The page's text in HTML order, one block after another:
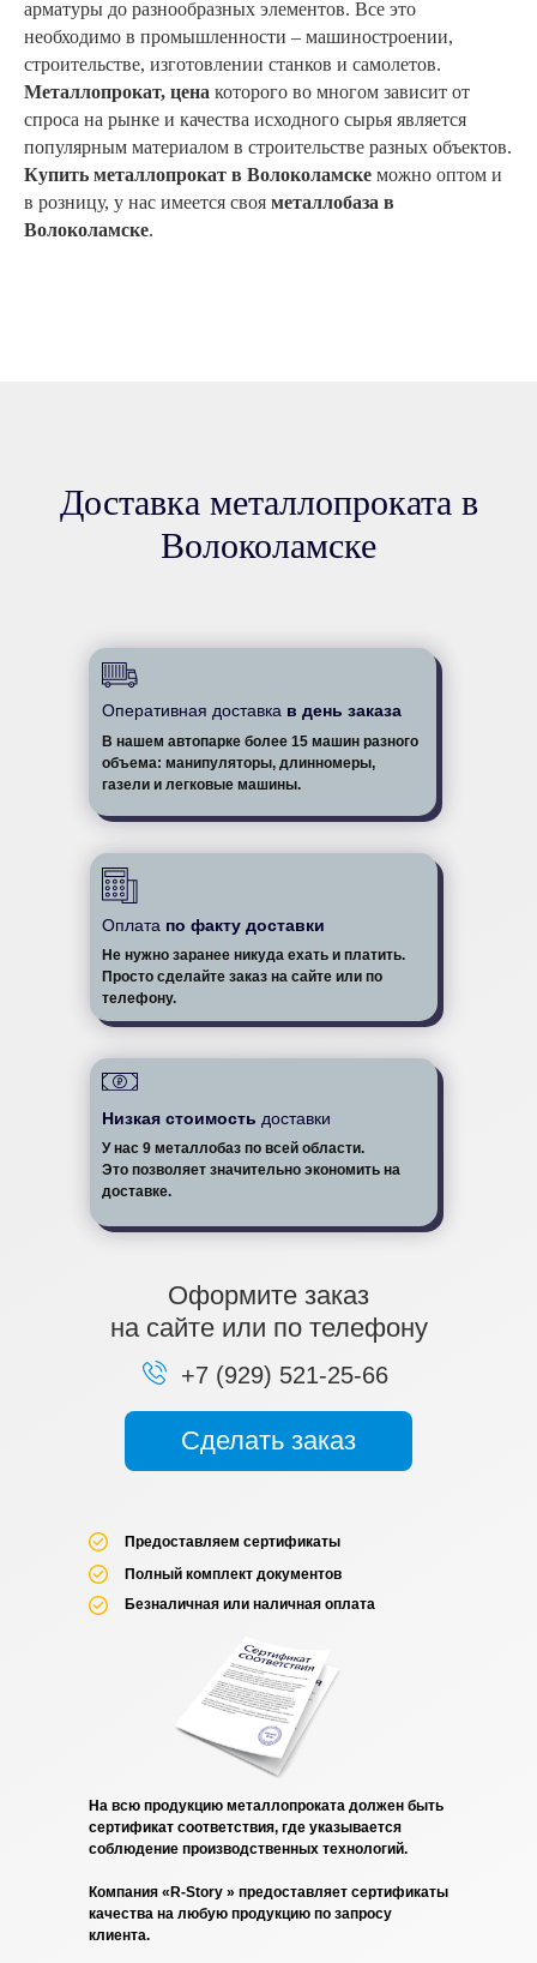
арматуры до разнообразных элементов. Все это
необходимо в промышленности – машиностроении,
строительстве, изготовлении станков и самолетов.
Металлопрокат, цена которого во многом зависит от
спроса на рынке и качества исходного сырья является
популярным материалом в строительстве разных объектов.
Купить металлопрокат в Волоколамске можно оптом и
в розницу, у нас имеется своя металлобаза в
Волоколамске.
Доставка металлопроката в
Волоколамске
На всю продукцию металлопроката должен быть
сертификат соответствия, где указывается
соблюдение производственных технологий.
Компания «R-Story » предоставляет сертификаты
качества на любую продукцию по запросу
клиента.
Сделать заказ
Оперативная доставка в день заказа
В нашем автопарке более 15 машин разного
объема: манипуляторы, длинномеры,
газели и легковые машины.
Оплата по факту доставки
Не нужно заранее никуда ехать и платить.
Просто сделайте заказ на сайте или по
телефону.
Низкая стоимость доставки
У нас 9 металлобаз по всей области.
Это позволяет значительно экономить на
доставке.
Оформите заказ
на сайте или по телефону
+7 (929) 521-25-66
Безналичная или наличная оплата
Полный комплект документов
Предоставляем сертификаты